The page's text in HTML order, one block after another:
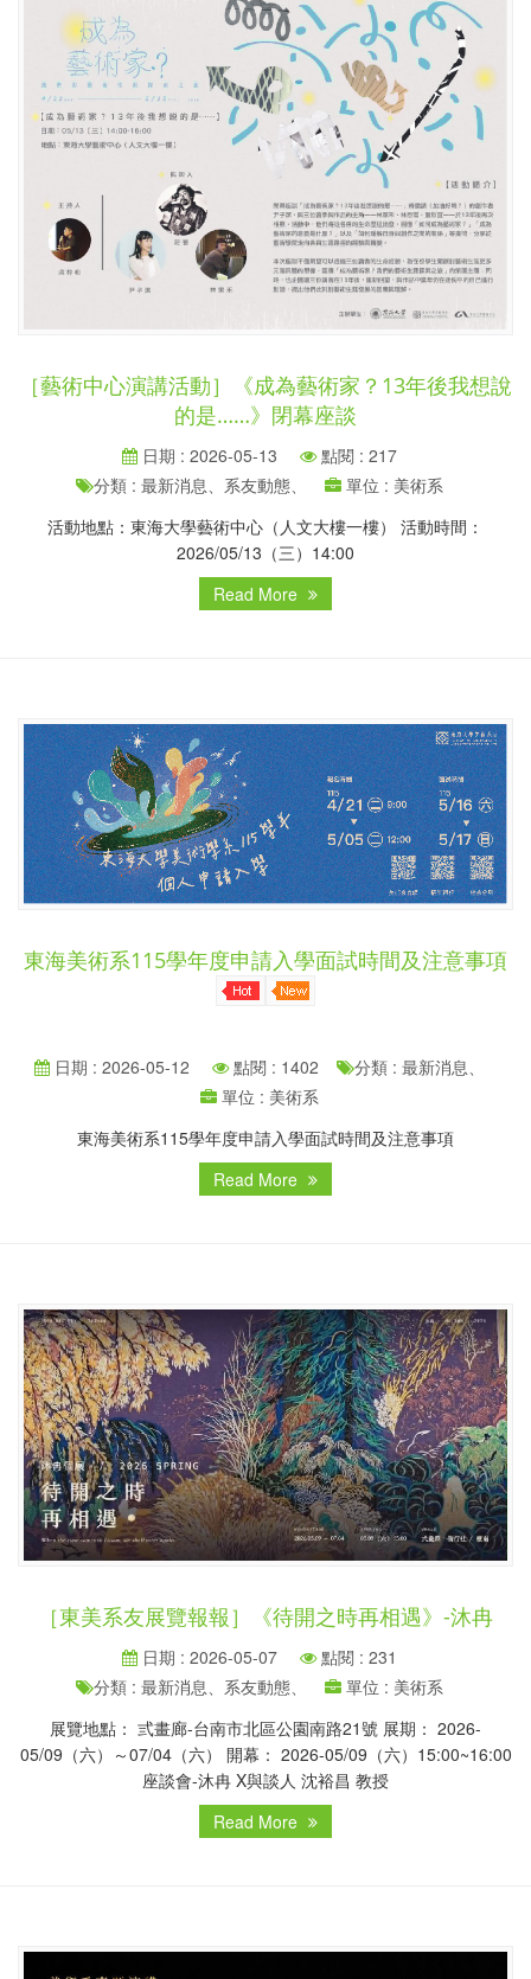
［藝術中心演講活動］《成為藝術家？13年後我想說
的是……》閉幕座談
日期 : 2026-05-13
點閱 : 217
分類 : 最新消息、系友動態、
單位 : 美術系
活動地點：東海大學藝術中心（人文大樓一樓） 活動時間：
2026/05/13（三）14:00
Read More
東海美術系115學年度申請入學面試時間及注意事項
日期 : 2026-05-12 點閱 : 1402
分類 : 最新消息、
單位 : 美術系
東海美術系115學年度申請入學面試時間及注意事項
Read More
［東美系友展覽報報］《待開之時再相遇》-沐冉
日期 : 2026-05-07
點閱 : 231
分類 : 最新消息、系友動態、
單位 : 美術系
展覽地點： 弎畫廊-台南市北區公園南路21號 展期： 2026-
05/09（六）～07/04（六） 開幕： 2026-05/09（六）15:00~16:00
座談會-沐冉 X與談人 沈裕昌 教授
Read More